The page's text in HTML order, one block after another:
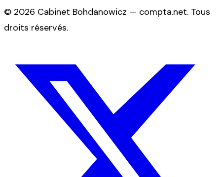
© 2026 Cabinet Bohdanowicz — compta.net. Tous
droits réservés.